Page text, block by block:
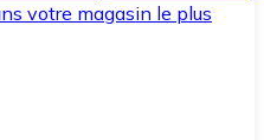
votre magasin le plus